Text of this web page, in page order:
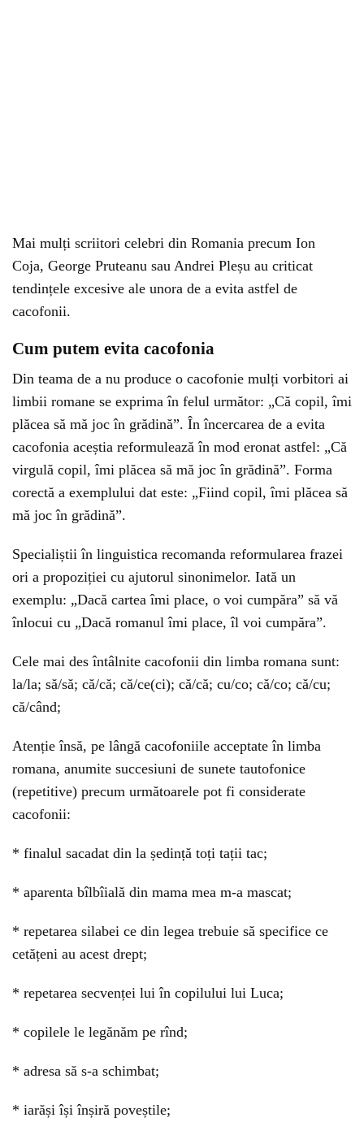
Mai mulți scriitori celebri din Romania precum Ion
Coja, George Pruteanu sau Andrei Pleșu au criticat
tendințele excesive ale unora de a evita astfel de
cacofonii.
Cum putem evita cacofonia
Din teama de a nu produce o cacofonie mulți vorbitori ai
limbii romane se exprima în felul următor: „Că copil, îmi
plăcea să mă joc în grădină”. În încercarea de a evita
cacofonia aceștia reformulează în mod eronat astfel: „Că
virgulă copil, îmi plăcea să mă joc în grădină”. Forma
corectă a exemplului dat este: „Fiind copil, îmi plăcea să
mă joc în grădină”.
Specialiștii în linguistica recomanda reformularea frazei
ori a propoziției cu ajutorul sinonimelor. Iată un
exemplu: „Dacă cartea îmi place, o voi cumpăra” să vă
înlocui cu „Dacă romanul îmi place, îl voi cumpăra”.
Cele mai des întâlnite cacofonii din limba romana sunt:
la/la; să/să; că/că; că/ce(ci); că/că; cu/co; că/co; că/cu;
că/când;
Atenție însă, pe lângă cacofoniile acceptate în limba
romana, anumite succesiuni de sunete tautofonice
(repetitive) precum următoarele pot fi considerate
cacofonii:
* finalul sacadat din la ședință toți tații tac;
* aparenta bîlbîială din mama mea m-a mascat;
* repetarea silabei ce din legea trebuie să specifice ce
cetățeni au acest drept;
* repetarea secvenței lui în copilului lui Luca;
* copilele le legănăm pe rînd;
* adresa să s-a schimbat;
* iarăși își înșiră poveștile;